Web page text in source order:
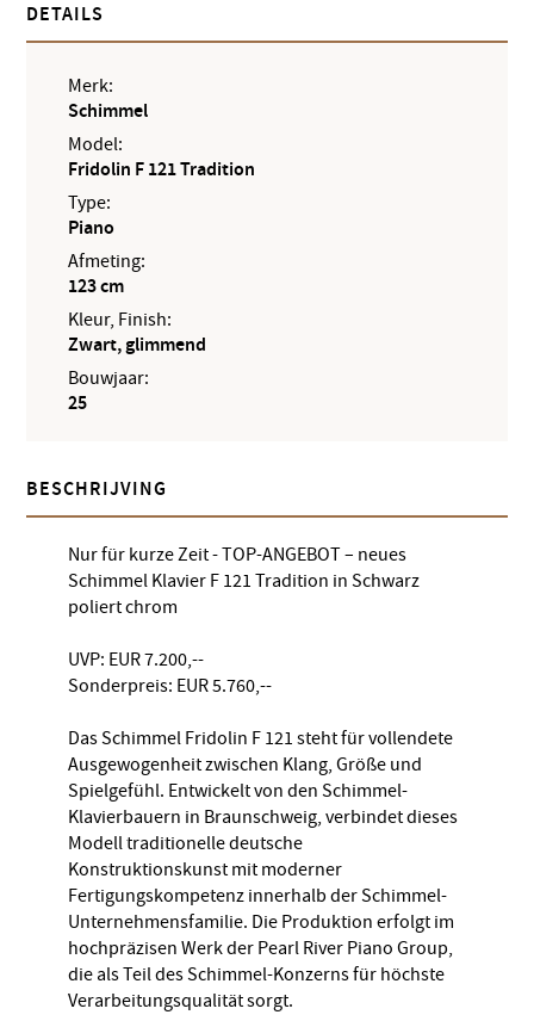
DETAILS
Merk:
Schimmel
Model:
Fridolin F 121 Tradition
Type:
Piano
Afmeting:
123 cm
Kleur, Finish:
Zwart, glimmend
Bouwjaar:
25
BESCHRIJVING
Nur für kurze Zeit - TOP-ANGEBOT – neues
Schimmel Klavier F 121 Tradition in Schwarz
poliert chrom
UVP: EUR 7.200,--
Sonderpreis: EUR 5.760,--
Das Schimmel Fridolin F 121 steht für vollendete
Ausgewogenheit zwischen Klang, Größe und
Spielgefühl. Entwickelt von den Schimmel-
Klavierbauern in Braunschweig, verbindet dieses
Modell traditionelle deutsche
Konstruktionskunst mit moderner
Fertigungskompetenz innerhalb der Schimmel-
Unternehmensfamilie. Die Produktion erfolgt im
hochpräzisen Werk der Pearl River Piano Group,
die als Teil des Schimmel-Konzerns für höchste
Verarbeitungsqualität sorgt.